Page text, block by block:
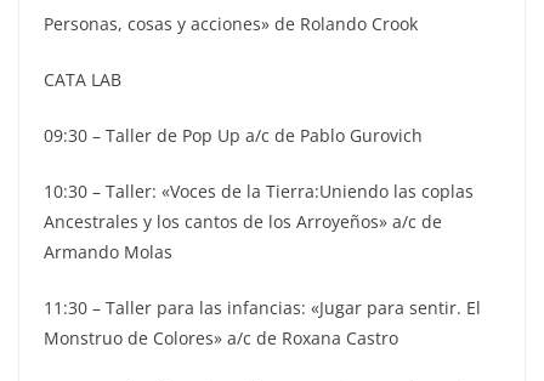
Personas, cosas y acciones» de Rolando Crook
CATA LAB
09:30 – Taller de Pop Up a/c de Pablo Gurovich
10:30 – Taller: «Voces de la Tierra:Uniendo las coplas
Ancestrales y los cantos de los Arroyeños» a/c de
Armando Molas
11:30 – Taller para las infancias: «Jugar para sentir. El
Monstruo de Colores» a/c de Roxana Castro